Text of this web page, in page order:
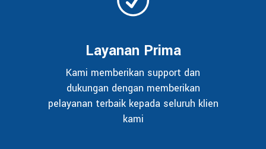
Layanan Prima
Kami memberikan support dan
dukungan dengan memberikan
pelayanan terbaik kepada seluruh klien
kami